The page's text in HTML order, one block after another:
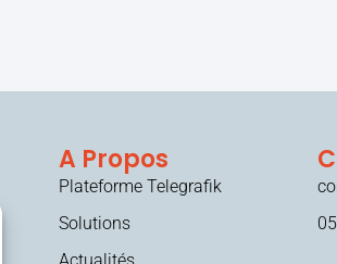
A Propos
Plateforme Telegrafik
Solutions
Actualités